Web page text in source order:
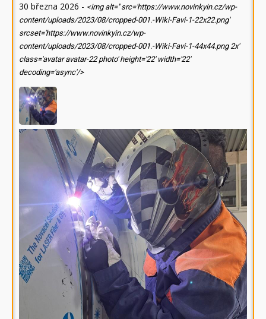
30 března 2026 - <img alt='' src='https://www.novinkyin.cz/wp-
content/uploads/2023/08/cropped-001.-Wiki-Favi-1-22x22.png'
srcset='https://www.novinkyin.cz/wp-
content/uploads/2023/08/cropped-001.-Wiki-Favi-1-44x44.png 2x'
class='avatar avatar-22 photo' height='22' width='22'
decoding='async'/>